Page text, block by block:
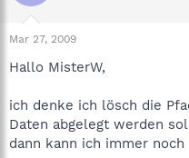
Mar 27, 2009
Hallo MisterW,
ich denke ich lösch die
Daten abgelegt werden
dann kann ich immer